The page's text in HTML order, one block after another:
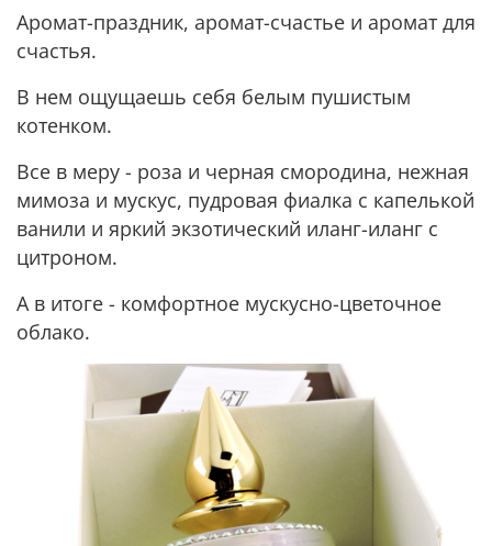
Аромат-праздник, аромат-счастье и аромат для
счастья.
В нем ощущаешь себя белым пушистым
котенком.
Все в меру - роза и черная смородина, нежная
мимоза и мускус, пудровая фиалка с капелькой
ванили и яркий экзотический иланг-иланг с
цитроном.
А в итоге - комфортное мускусно-цветочное
облако.